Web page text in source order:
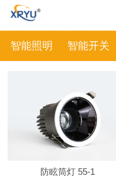
智能照明 智能开关
防眩筒灯 55-1